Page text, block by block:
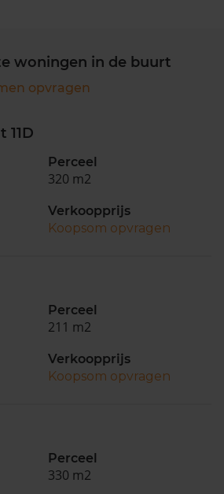
woningen in de buurt
opvragen
11D
Perceel
320 m2
Verkoopprijs
Koopsom opvragen
Perceel
211 m2
Verkoopprijs
Koopsom opvragen
Perceel
330 m2